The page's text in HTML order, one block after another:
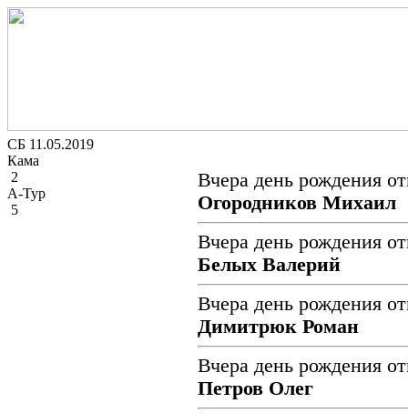
СБ 11.05.2019
Кама
2
А-Тур
5
Вчера день рождения
Огородников Михаил
Вчера день рождения
Белых Валерий
Вчера день рождения
Димитрюк Роман
Вчера день рождения
Петров Олег